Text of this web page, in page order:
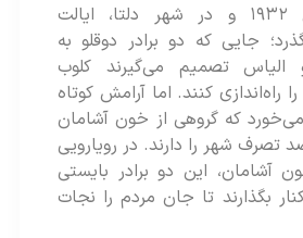
داستان در سال ۱۹۳۲ و در شهر دلتا، ایالت
جایی که دو برادر دوقلو به
الیاس تصمیم می‌گیرند کلوب
راه‌اندازی کنند. اما آرامش کوتاه
که گروهی از خون‌ آشامان
تصرف شهر را دارند. در رویارویی
آشامان، این دو برادر بایستی
بگذارند تا جان مردم را نجات